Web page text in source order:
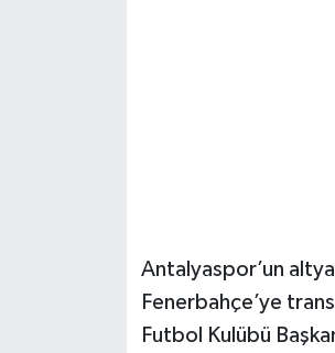
Antalyaspor’un
Fenerbahçe’ye
Futbol Kulübü